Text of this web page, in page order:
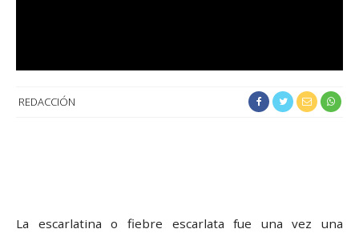
REDACCIÓN
La escarlatina o fiebre escarlata fue una vez una